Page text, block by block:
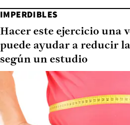
IMPERDIBLES
Hacer este ejercicio una
puede ayudar a reducir
según un estudio